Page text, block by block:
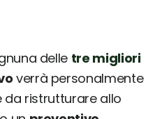
delle tre migliori
verrà personalmente
da ristrutturare allo